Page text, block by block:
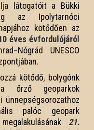
látogatóit a Bükki
az Ipolytarnóci
kötődően az
éves évfordulójáról
UNESCO
kötődő, bolygónk
őrző geoparkok
palóc geopark
21.